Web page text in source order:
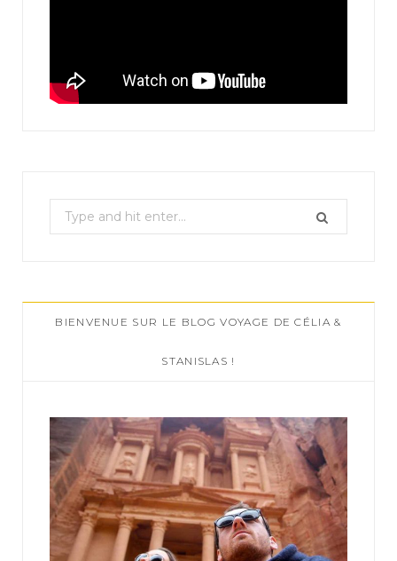
e
c
h
:
BIENVENUE SUR LE BLOG VOYAGE DE CÉLIA &
STANISLAS !